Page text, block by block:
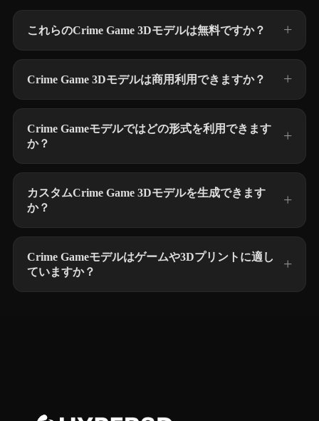
これらのCrime Game 3Dモデルは無料ですか？
Crime Game 3Dモデルは商用利用できますか？
Crime Gameモデルではどの形式を利用できます
か？
カスタムCrime Game 3Dモデルを生成できます
か？
Crime Gameモデルはゲームや3Dプリントに適し
ていますか？